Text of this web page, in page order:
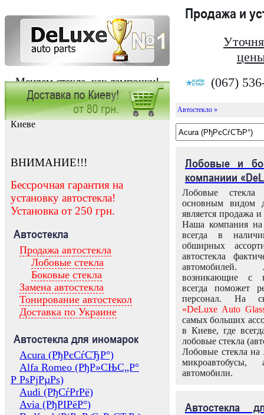
Меняем стекла, как лампочки!
Продажа и
(067)
Заказать установку автостекла в
Киеве
ВНИМАНИЕ!!!
Бессрочная гарантия на
установку автостекла!
Установка от 250 грн.
Автостекла
Продажа автостекла
Лобовые стекла
Боковые стекла
Замена автостекла
Тонирование автостекол
Доставка по Украине
Автостекла для иномарок
Acura (РђРєСѓСЂР°)
Alfa Romeo (РђР»СЊС„Р°
Р РѕРјРµРѕ)
Audi (РђСѓРґРё)
Avia (РђРІРёР°)
Автостекло »
Лобовые и
компаниии
Лобовые
основным видом
является продажа и
Наша компания на
всегда в
обширных
автостекла
возникающие с
всегда поможет
персонал. На
«DeLuxe Auto
самых больших
в Киеве, где
лобовые стекла
Лобовые стекла на
микроавтобусы,
автомобили.
Автостекла